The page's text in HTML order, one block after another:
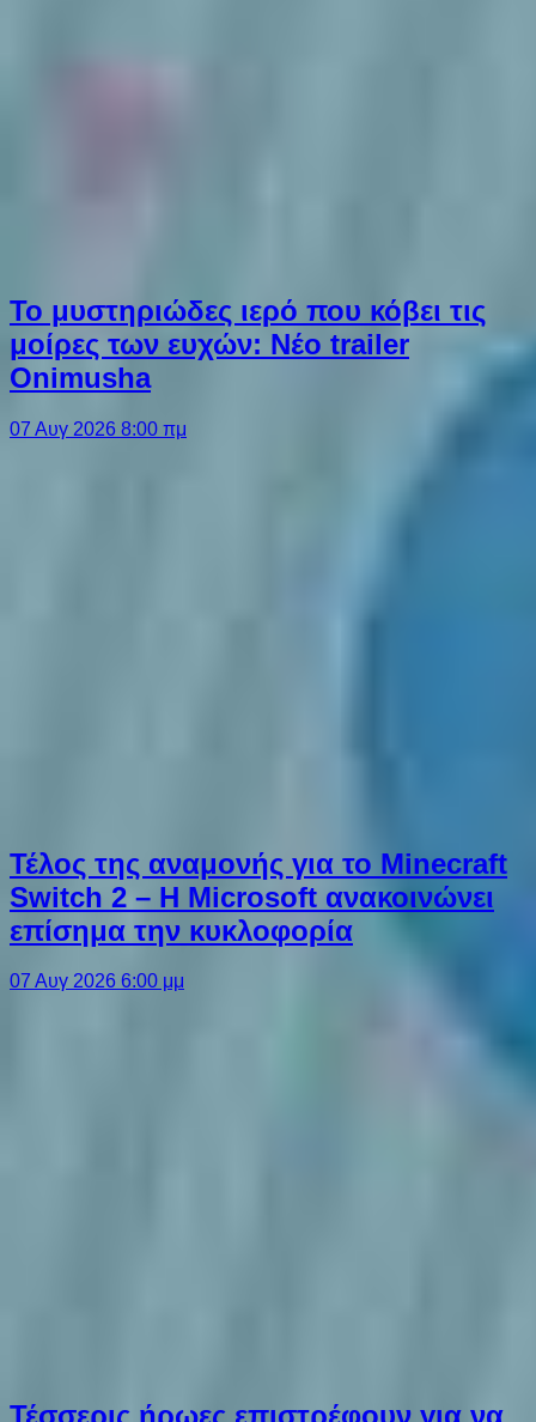
Το μυστηριώδες ιερό που κόβει τις
μοίρες των ευχών: Νέο trailer
Onimusha
07 Αυγ 2026 8:00 πμ
Τέλος της αναμονής για το Minecraft
Switch 2 – Η Microsoft ανακοινώνει
επίσημα την κυκλοφορία
07 Αυγ 2026 6:00 μμ